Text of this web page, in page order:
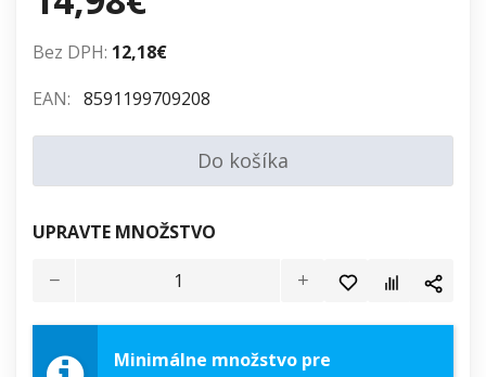
Bez DPH: 12,18€
EAN: 8591199709208
Do košíka
UPRAVTE MNOŽSTVO
Minimálne množstvo pre